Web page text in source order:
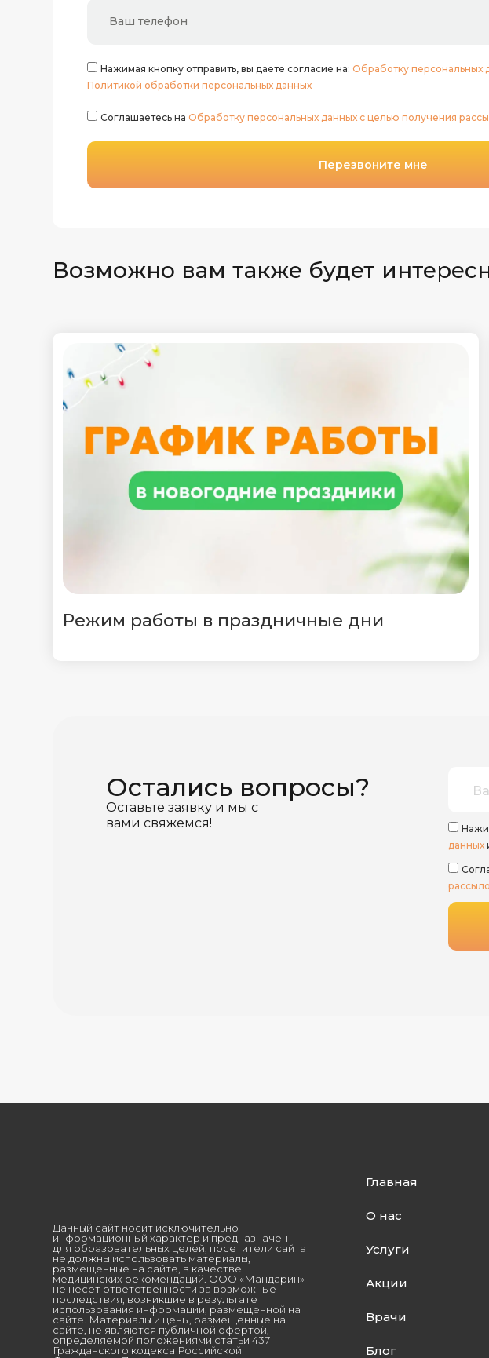
Нажимая кнопку отправить, вы даете согласие на: Обработку персональных
Политикой обработки персональных данных
Соглашаетесь на Обработку персональных данных с целью получения
Перезвоните мне
Возможно вам также будет
Режим работы в праздничные дни
Остались вопросы?
Оставьте заявку и мы с
вами свяжемся!
данных
Данный сайт носит исключительно
информационный характер и предназначен
для образовательных целей, посетители сайта
не должны использовать материалы,
размещенные на сайте, в качестве
медицинских рекомендаций. ООО «Мандарин»
не несет ответственности за возможные
последствия, возникшие в результате
использования информации, размещенной на
сайте. Материалы и цены, размещенные на
сайте, не являются публичной офертой,
определяемой положениями статьи 437
Гражданского кодекса Российской
Главная
О нас
Услуги
Акции
Врачи
Блог